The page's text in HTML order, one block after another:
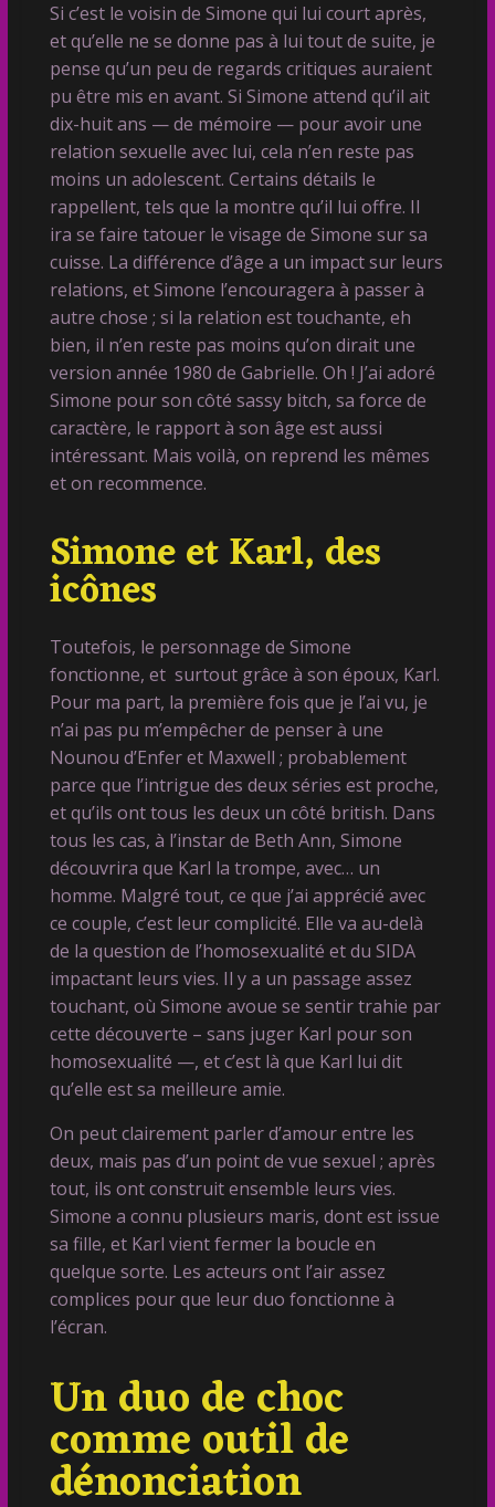
Si c’est le voisin de Simone qui lui court après,
et qu’elle ne se donne pas à lui tout de suite, je
pense qu’un peu de regards critiques auraient
pu être mis en avant. Si Simone attend qu’il ait
dix-huit ans — de mémoire — pour avoir une
relation sexuelle avec lui, cela n’en reste pas
moins un adolescent. Certains détails le
rappellent, tels que la montre qu’il lui offre. Il
ira se faire tatouer le visage de Simone sur sa
cuisse. La différence d’âge a un impact sur leurs
relations, et Simone l’encouragera à passer à
autre chose ; si la relation est touchante, eh
bien, il n’en reste pas moins qu’on dirait une
version année 1980 de Gabrielle. Oh ! J’ai adoré
Simone pour son côté sassy bitch, sa force de
caractère, le rapport à son âge est aussi
intéressant. Mais voilà, on reprend les mêmes
et on recommence.
Simone et Karl, des
icônes
Toutefois, le personnage de Simone
fonctionne, et surtout grâce à son époux, Karl.
Pour ma part, la première fois que je l’ai vu, je
n’ai pas pu m’empêcher de penser à une
Nounou d’Enfer et Maxwell ; probablement
parce que l’intrigue des deux séries est proche,
et qu’ils ont tous les deux un côté british. Dans
tous les cas, à l’instar de Beth Ann, Simone
découvrira que Karl la trompe, avec… un
homme. Malgré tout, ce que j’ai apprécié avec
ce couple, c’est leur complicité. Elle va au-delà
de la question de l’homosexualité et du SIDA
impactant leurs vies. Il y a un passage assez
touchant, où Simone avoue se sentir trahie par
cette découverte – sans juger Karl pour son
homosexualité —, et c’est là que Karl lui dit
qu’elle est sa meilleure amie.
On peut clairement parler d’amour entre les
deux, mais pas d’un point de vue sexuel ; après
tout, ils ont construit ensemble leurs vies.
Simone a connu plusieurs maris, dont est issue
sa fille, et Karl vient fermer la boucle en
quelque sorte. Les acteurs ont l’air assez
complices pour que leur duo fonctionne à
l’écran.
Un duo de choc
comme outil de
dénonciation